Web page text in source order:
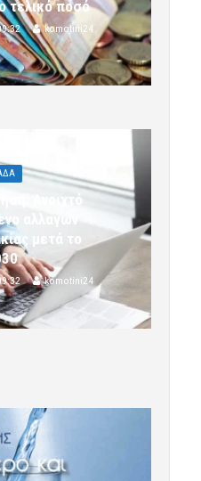
τελικό ποσό
komotini24
Ανοιχτό
αλλαγών
μετά το
komotini24